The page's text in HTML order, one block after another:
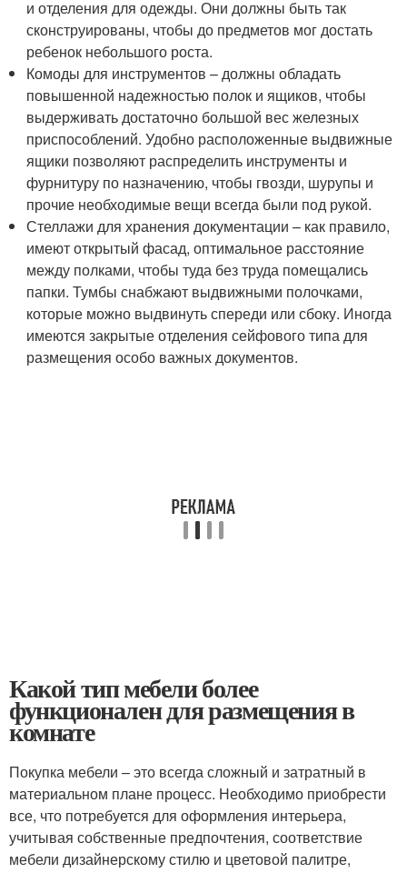
и отделения для одежды. Они должны быть так
сконструированы, чтобы до предметов мог достать
ребенок небольшого роста.
Комоды для инструментов – должны обладать
повышенной надежностью полок и ящиков, чтобы
выдерживать достаточно большой вес железных
приспособлений. Удобно расположенные выдвижные
ящики позволяют распределить инструменты и
фурнитуру по назначению, чтобы гвозди, шурупы и
прочие необходимые вещи всегда были под рукой.
Стеллажи для хранения документации – как правило,
имеют открытый фасад, оптимальное расстояние
между полками, чтобы туда без труда помещались
папки. Тумбы снабжают выдвижными полочками,
которые можно выдвинуть спереди или сбоку. Иногда
имеются закрытые отделения сейфового типа для
размещения особо важных документов.
Какой тип мебели более
функционален для размещения в
комнате
Покупка мебели – это всегда сложный и затратный в
материальном плане процесс. Необходимо приобрести
все, что потребуется для оформления интерьера,
учитывая собственные предпочтения, соответствие
мебели дизайнерскому стилю и цветовой палитре,